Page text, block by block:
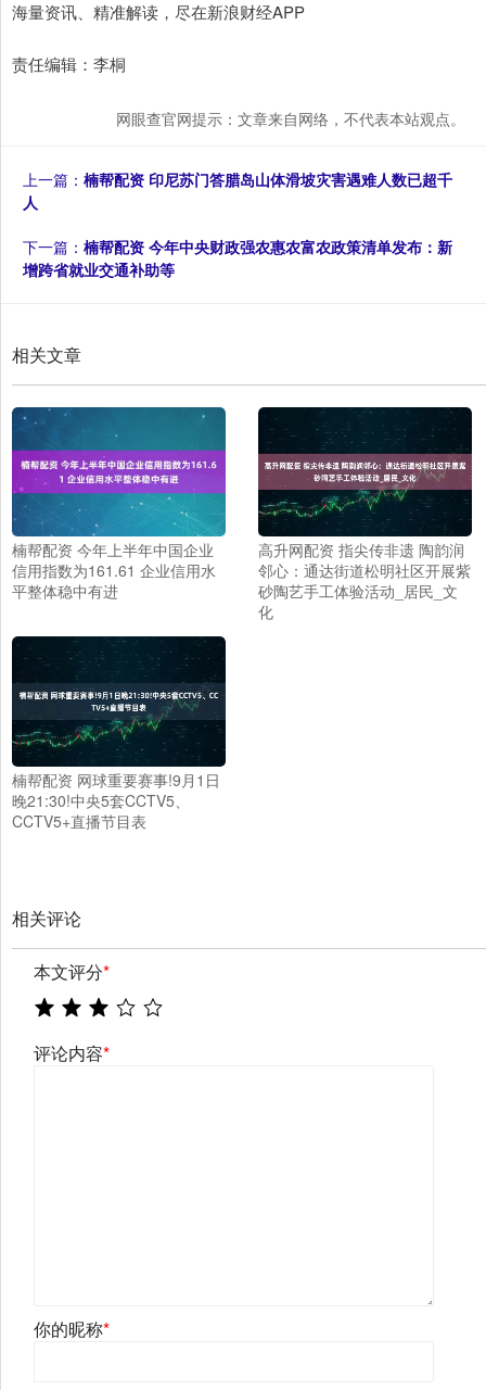
海量资讯、精准解读，尽在新浪财经APP
责任编辑：李桐
网眼查官网提示：文章来自网络，不代表本站观点。
上一篇： 楠帮配资 印尼苏门答腊岛山体滑坡灾害遇难人数已超千
人
下一篇： 楠帮配资 今年中央财政强农惠农富农政策清单发布：新
增跨省就业交通补助等
相关文章
楠帮配资 今年上半年中国企业
信用指数为161.61 企业信用水
平整体稳中有进
高升网配资 指尖传非遗 陶韵润
邻心：通达街道松明社区开展紫
砂陶艺手工体验活动_居民_文
化
楠帮配资 网球重要赛事!9月1日
晚21:30!中央5套CCTV5、
CCTV5+直播节目表
相关评论
本文评分*
评论内容*
你的昵称*